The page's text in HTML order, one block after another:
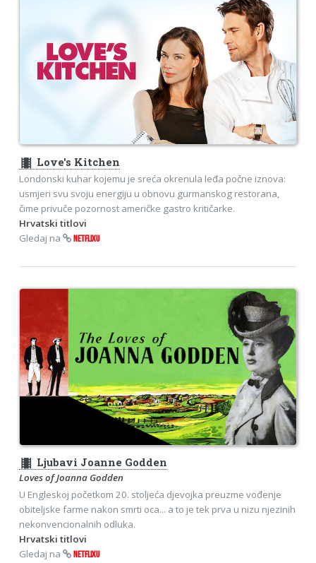
theaters Love's Kitchen
Londonski kuhar kojemu je sreća okrenula leđa počne iznova:
usmjeri svu svoju energiju u obnovu gurmanskog restorana,
čime privuče pozornost američke gastro kritičarke.
Hrvatski titlovi
Gledaj na
NETFLIXU
theaters Ljubavi Joanne Godden
Loves of Joanna Godden
U Engleskoj početkom 20. stoljeća djevojka preuzme vođenje
obiteljske farme nakon smrti oca... a to je tek prva u nizu njezinih
nekonvencionalnih odluka.
Hrvatski titlovi
Gledaj na
NETFLIXU